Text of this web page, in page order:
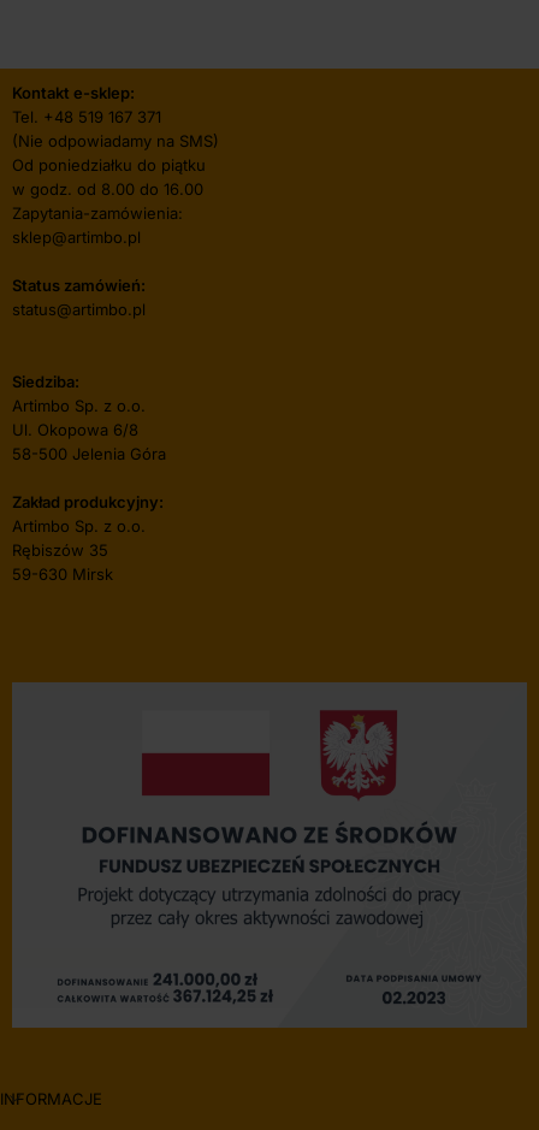
Kontakt e-sklep:
Tel. +48 519 167 371
(Nie odpowiadamy na SMS)
Od poniedziałku do piątku
w godz. od 8.00 do 16.00
Zapytania-zamówienia:
sklep@artimbo.pl
Status zamówień:
status@artimbo.pl
Siedziba:
Artimbo Sp. z o.o.
Ul. Okopowa 6/8
58-500 Jelenia Góra
Zakład produkcyjny:
Artimbo Sp. z o.o.
Rębiszów 35
59-630 Mirsk
INFORMACJE